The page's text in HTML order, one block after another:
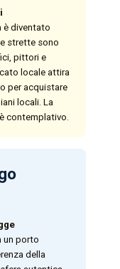
è diventato
strette sono
pittori e
locale attira
per acquistare
locali. La
contemplativo.
un porto
della